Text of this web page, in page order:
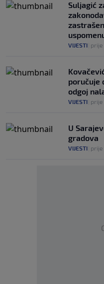
Suljagić
VIJESTI prije
poručuje
odgoj
VIJESTI prije
U
gradova
VIJESTI prije